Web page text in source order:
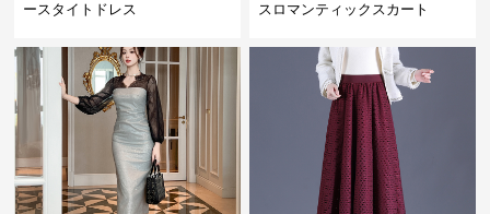
ースタイトドレス
スロマンティックスカート